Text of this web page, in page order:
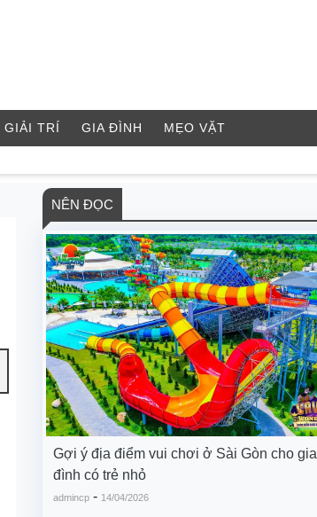
GIẢI TRÍ GIA ĐÌNH MẸO VẶT
NÊN ĐỌC
Gợi ý địa điểm vui chơi ở Sài Gòn cho gia
đình có trẻ nhỏ
admincp - 14/04/2026